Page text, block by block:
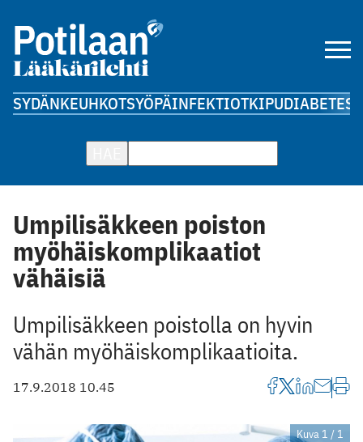
SYDÄNKEUHKOTSYÖPÄINFEKTIOTKIPUDIABETES
Umpilisäkkeen poiston
myöhäiskomplikaatiot
vähäisiä
Umpilisäkkeen poistolla on hyvin
vähän myöhäiskomplikaatioita.
17.9.2018 10.45
Kuva 1 / 1